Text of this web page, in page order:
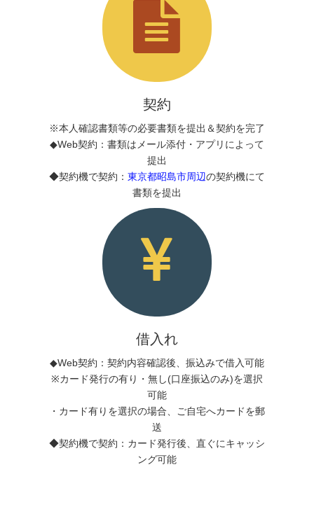
契約
※本人確認書類等の必要書類を提出＆契約を完了
◆Web契約：書類はメール添付・アプリによって
提出
◆契約機で契約： 東京都昭島市周辺の契約機にて
書類を提出
借入れ
◆Web契約：契約内容確認後、振込みで借入可能
※カード発行の有り・無し(口座振込のみ)を選択
可能
・カード有りを選択の場合、ご自宅へカードを郵
送
◆契約機で契約：カード発行後、直ぐにキャッシ
ング可能